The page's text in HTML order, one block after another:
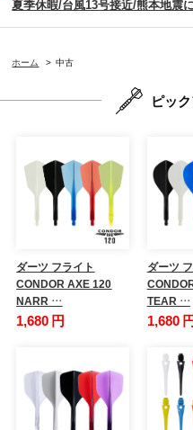
夏季休暇/台風13号接近/熊本地震
ホーム > 中古
ピッ
ダーツ フライト
CONDOR AXE 120
NARR …
1,680 円
ダーツ
TEAR …
1,680